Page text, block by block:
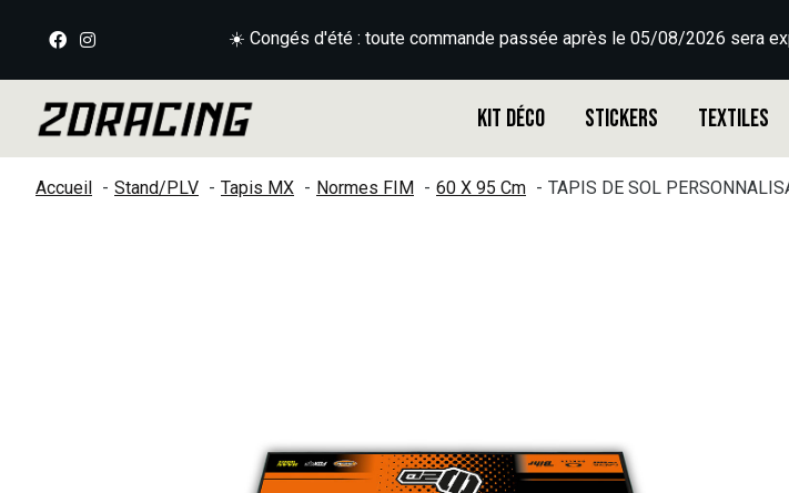
☀️ Congés d'été : toute commande passée après le 05/08/2026 sera
Kit déco Stickers Textiles
Accueil Stand/PLV Tapis MX Normes FIM 60 X 95 Cm TAPIS DE SOL